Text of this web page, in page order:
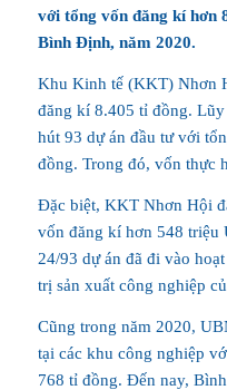
với tổng vốn đăng kí hơn
Bình Định, năm 2020.
Khu Kinh tế (KKT) Nhơn
đăng kí 8.405 tỉ đồng.
hút 93 dự án đầu tư với
đồng. Trong đó, vốn thực
Đặc biệt, KKT Nhơn Hội
vốn đăng kí hơn 548 triệu
24/93 dự án đã đi vào
trị sản xuất công nghiệp
Cũng trong năm 2020,
tại các khu công nghiệp
768 tỉ đồng. Đến nay,